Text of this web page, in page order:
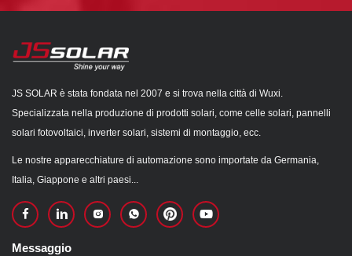
JS SOLAR è stata fondata nel 2007 e si trova nella città di Wuxi.
Specializzata nella produzione di prodotti solari, come celle solari, pannelli
solari fotovoltaici, inverter solari, sistemi di montaggio, ecc.
Le nostre apparecchiature di automazione sono importate da Germania,
Italia, Giappone e altri paesi...
Messaggio